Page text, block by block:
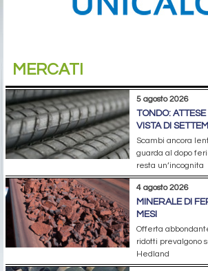
MERCATI
5 agosto 2026
TONDO:
VISTA DI
Scambi ancora
guarda al dopo
resta un’incognita
4 agosto 2026
MINERALE DI
MESI
Offerta
ridotti prevalgono
Hedland